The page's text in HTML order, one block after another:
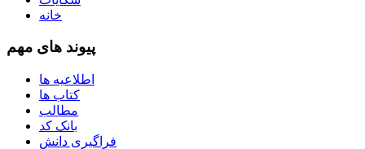
خانه
پیوند های مهم
اطلاعیه ها
کتاب ها
مطالب
بانک کد
فراگیری دانش